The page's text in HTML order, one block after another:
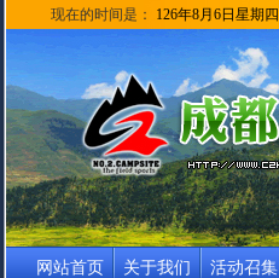
现在的时间是： 126年8月6日星期四
网站首页 关于我们 活动召集